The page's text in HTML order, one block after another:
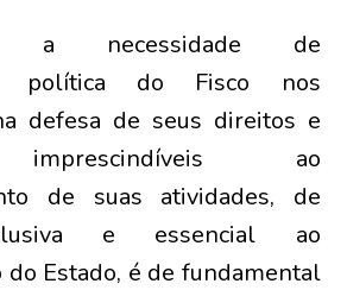
a necessidade de
política do Fisco nos
defesa de seus direitos e
ao
de suas atividades, de
e essencial ao
Estado, é de fundamental